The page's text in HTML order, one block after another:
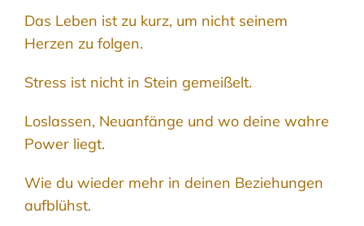
Das Leben ist zu kurz, um nicht seinem
Herzen zu folgen.
Stress ist nicht in Stein gemeißelt.
Loslassen, Neuanfänge und wo deine wahre
Power liegt.
Wie du wieder mehr in deinen Beziehungen
aufblühst.